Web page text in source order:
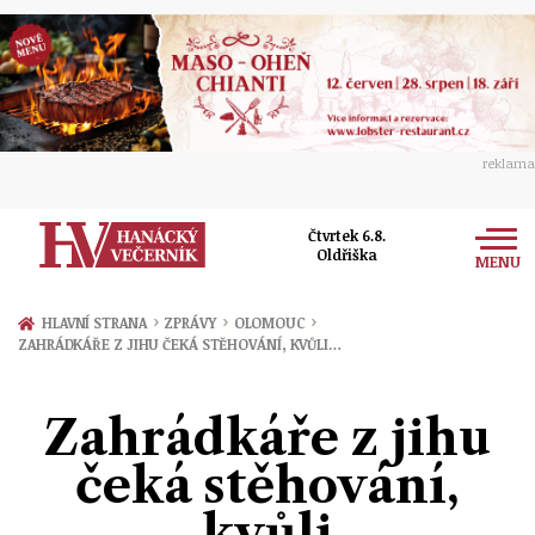
reklama
Čtvrtek 6.8.
Oldřiška
MENU
Zprávy
Prostějov
Přerov
Politika
Ekonomika
Kultura
Hudba
Společnost
HLAVNÍ STRANA › ZPRÁVY › OLOMOUC ›
ZAHRÁDKÁŘE Z JIHU ČEKÁ STĚHOVÁNÍ, KVŮLI…
Zahrádkáře z jihu
čeká stěhování,